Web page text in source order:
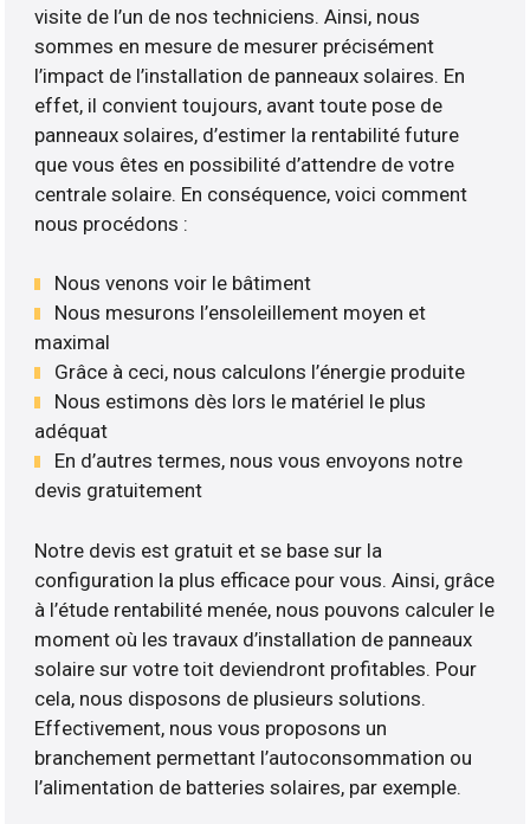
visite de l’un de nos techniciens. Ainsi, nous
sommes en mesure de mesurer précisément
l’impact de l’installation de panneaux solaires. En
effet, il convient toujours, avant toute pose de
panneaux solaires, d’estimer la rentabilité future
que vous êtes en possibilité d’attendre de votre
centrale solaire. En conséquence, voici comment
nous procédons :
Nous venons voir le bâtiment
Nous mesurons l’ensoleillement moyen et
maximal
Grâce à ceci, nous calculons l’énergie produite
Nous estimons dès lors le matériel le plus
adéquat
En d’autres termes, nous vous envoyons notre
devis gratuitement
Notre devis est gratuit et se base sur la
configuration la plus efficace pour vous. Ainsi, grâce
à l’étude rentabilité menée, nous pouvons calculer le
moment où les travaux d’installation de panneaux
solaire sur votre toit deviendront profitables. Pour
cela, nous disposons de plusieurs solutions.
Effectivement, nous vous proposons un
branchement permettant l’autoconsommation ou
l’alimentation de batteries solaires, par exemple.